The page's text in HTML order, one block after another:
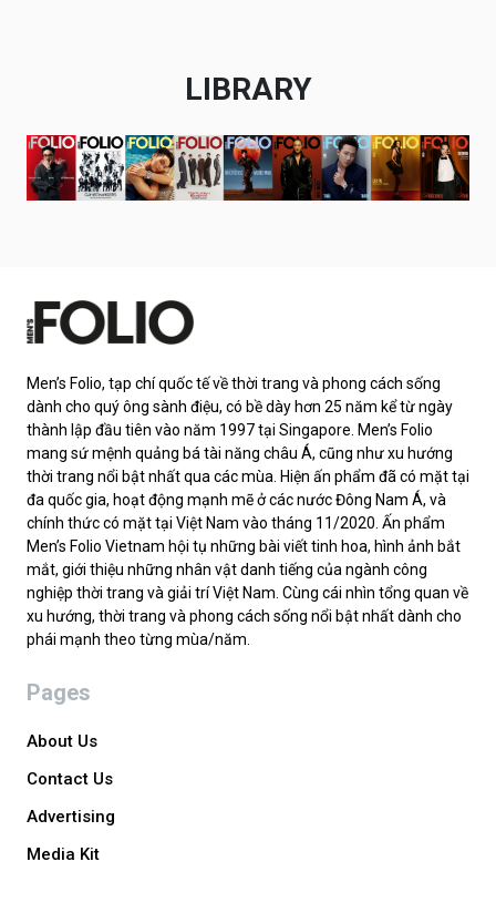
LIBRARY
Men’s Folio, tạp chí quốc tế về thời trang và phong cách sống
dành cho quý ông sành điệu, có bề dày hơn 25 năm kể từ ngày
thành lập đầu tiên vào năm 1997 tại Singapore. Men’s Folio
mang sứ mệnh quảng bá tài năng châu Á, cũng như xu hướng
thời trang nổi bật nhất qua các mùa. Hiện ấn phẩm đã có mặt tại
đa quốc gia, hoạt động mạnh mẽ ở các nước Đông Nam Á, và
chính thức có mặt tại Việt Nam vào tháng 11/2020. Ấn phẩm
Men’s Folio Vietnam hội tụ những bài viết tinh hoa, hình ảnh bắt
mắt, giới thiệu những nhân vật danh tiếng của ngành công
nghiệp thời trang và giải trí Việt Nam. Cùng cái nhìn tổng quan về
xu hướng, thời trang và phong cách sống nổi bật nhất dành cho
phái mạnh theo từng mùa/năm.
Pages
About Us
Contact Us
Advertising
Media Kit